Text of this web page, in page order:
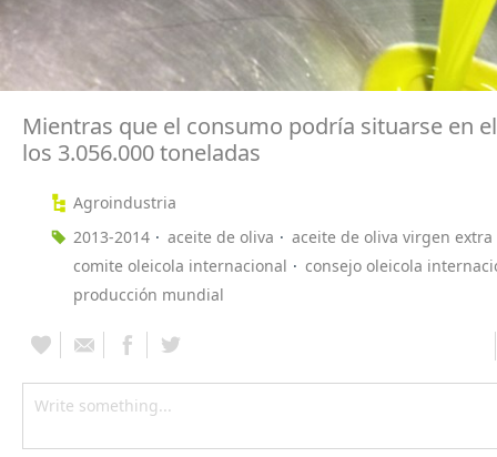
Mientras que el consumo podría situarse en
los 3.056.000 toneladas
Agroindustria
2013-2014
aceite de oliva
aceite de oliva virgen extra
comite oleicola internacional
consejo oleicola
producción mundial